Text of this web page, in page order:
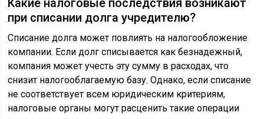
Какие налоговые последствия возникают
при списании долга учредителю?
Списание долга может повлиять на налогообложение
компании. Если долг списывается как безнадежный,
компания может учесть эту сумму в расходах, что
снизит налогооблагаемую базу. Однако, если списание
не соответствует всем юридическим критериям,
налоговые органы могут расценить такие операции